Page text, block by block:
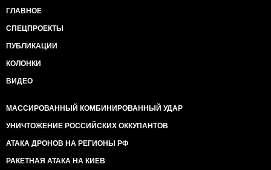
ГЛАВНОЕ
СПЕЦПРОЕКТЫ
ПУБЛИКАЦИИ
КОЛОНКИ
ВИДЕО
МАССИРОВАННЫЙ КОМБИНИРОВАННЫЙ УДАР
УНИЧТОЖЕНИЕ РОССИЙСКИХ ОККУПАНТОВ
АТАКА ДРОНОВ НА РЕГИОНЫ РФ
РАКЕТНАЯ АТАКА НА КИЕВ